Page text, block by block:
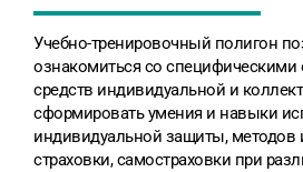
Учебно-тренировочный полигон
ознакомиться со специфическими
средств индивидуальной и
сформировать умения и навыки
индивидуальной защиты, методов
страховки, самостраховки при